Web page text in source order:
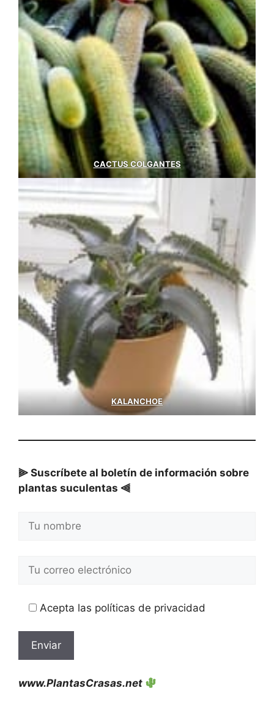
CACTUS COLGANTES
KALANCHOE
⫸ Suscríbete al boletín de información sobre
plantas suculentas ⫷
Acepta las políticas de privacidad
www.PlantasCrasas.net